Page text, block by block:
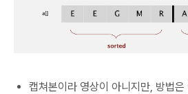
캡쳐본이라 영상이 아니지만, 방법은